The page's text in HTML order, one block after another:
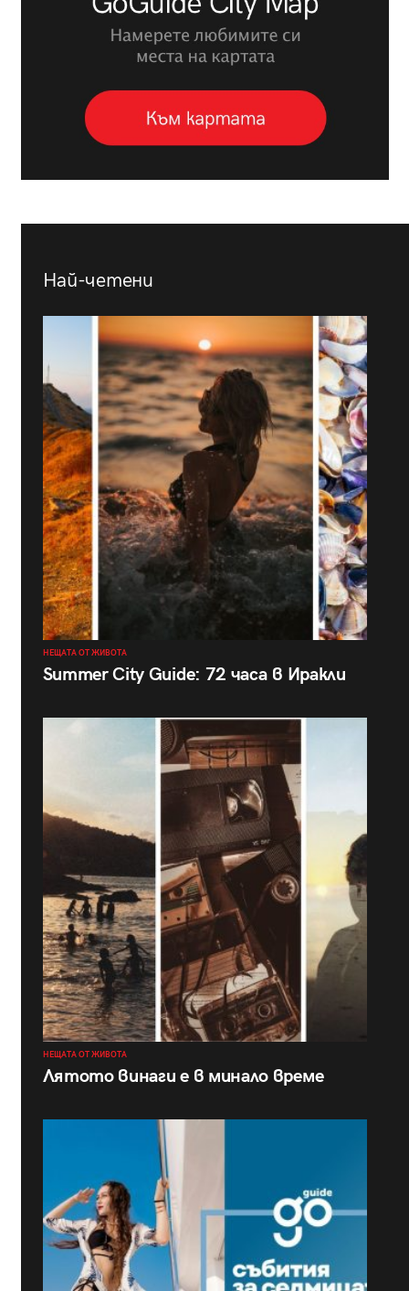
Най-четени
НЕЩАТА ОТ ЖИВОТА
Summer City Guide: 72 часа в Иракли
НЕЩАТА ОТ ЖИВОТА
Лятото винаги е в минало време